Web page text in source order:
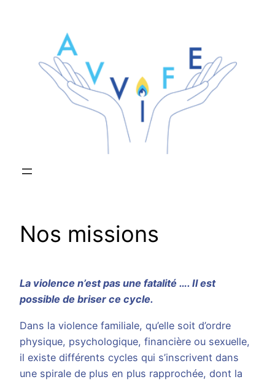
Nos missions
La violence n’est pas une fatalité …. Il est
possible de briser ce cycle.
Dans la violence familiale, qu’elle soit d’ordre
physique, psychologique, financière ou sexuelle,
il existe différents cycles qui s’inscrivent dans
une spirale de plus en plus rapprochée, dont la